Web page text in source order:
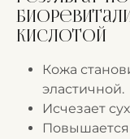
кислотой
Кожа
эластичной.
Исчезает